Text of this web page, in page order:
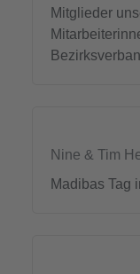
Mitglieder
Nine & Tim
Madibas Tag